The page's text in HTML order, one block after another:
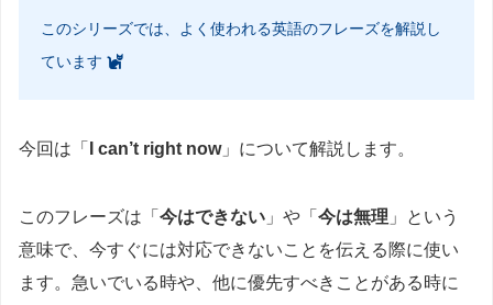
このシリーズでは、よく使われる英語のフレーズを解説し
ています
今回は「 I can’t right now」について解説します。
このフレーズは「 今はできない 」や「 今は無理 」という
意味で、今すぐには対応できないことを伝える際に使い
ます。急いでいる時や、他に優先すべきことがある時に